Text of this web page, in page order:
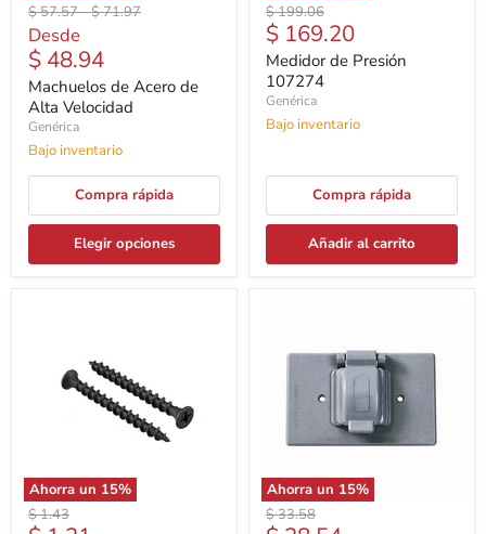
Precio
original
$ 57.57-Precio
$ 71.97
Desde
$ 48.94
Machuelos de Acero de
Alta Velocidad
Genérica
Bajo inventario
Compra rápida
Elegir opciones
Precio
original
$ 199.06
Precio
actual
$ 169.20
Medidor de Presión
107274
Genérica
Bajo inventario
Compra rápida
Añadir al carrito
Ahorra un 15%
Precio
$ 1.43
Ahorra un 15%
Precio
$ 33.58